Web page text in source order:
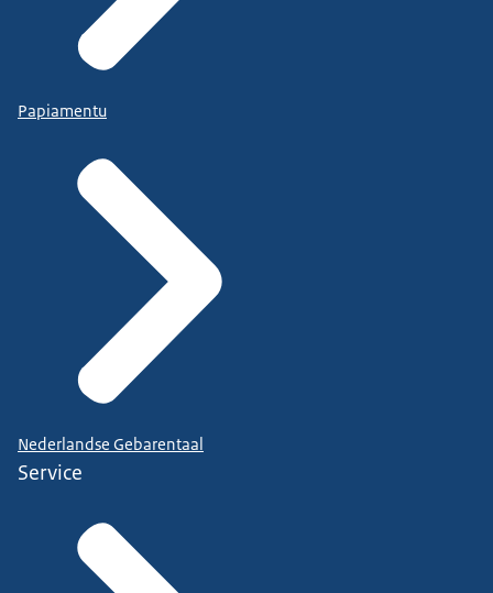
Papiamentu
Nederlandse Gebarentaal
Service